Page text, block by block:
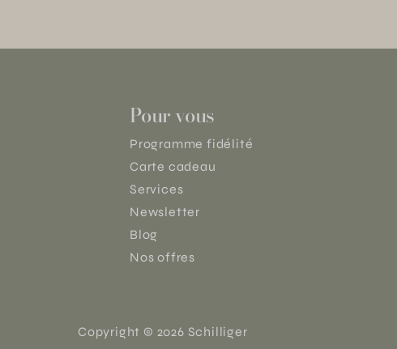
Pour vous
Programme fidélité
Carte cadeau
Services
Newsletter
Blog
Nos offres
Copyright © 2026 Schilliger